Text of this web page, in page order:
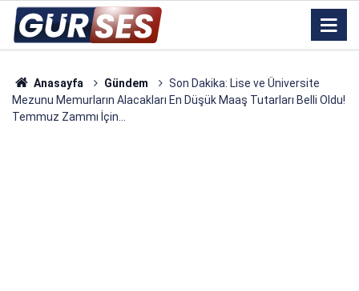
Anasayfa Gündem
Son Dakika: Lise ve Üniversite
Mezunu Memurların Alacakları En Düşük Maaş Tutarları Belli Oldu!
Temmuz Zammı İçin...